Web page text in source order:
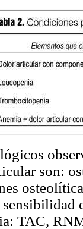
son:
TAC,